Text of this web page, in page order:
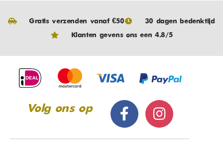
Gratis verzenden vanaf €50
30 dagen bedenktijd
Klanten gevens ons een 4.8/5
Volg ons op